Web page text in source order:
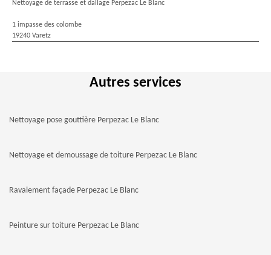
Nettoyage de terrasse et dallage Perpezac Le Blanc
1 impasse des colombe
19240 Varetz
Autres services
Nettoyage pose gouttière Perpezac Le Blanc
Nettoyage et demoussage de toiture Perpezac Le Blanc
Ravalement façade Perpezac Le Blanc
Peinture sur toiture Perpezac Le Blanc